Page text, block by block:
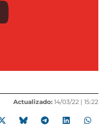
Actualizado: 14/03/22 | 15:22